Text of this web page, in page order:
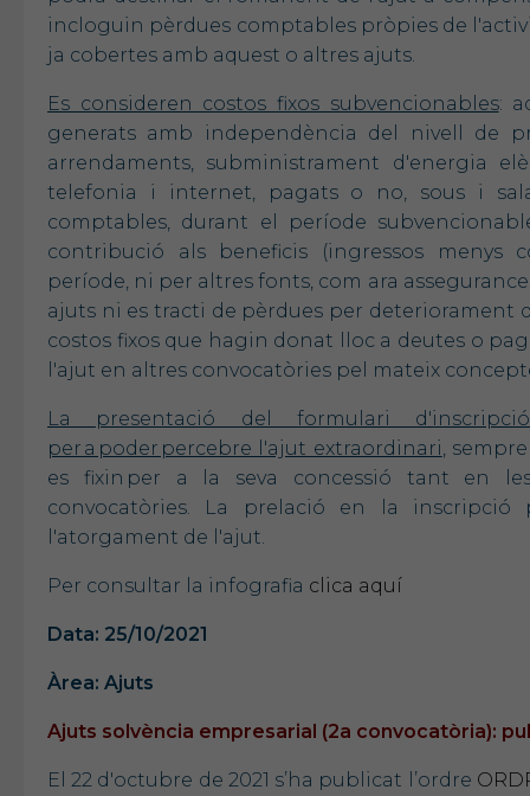
incloguin pèrdues comptables pròpies de
ja cobertes amb aquest o altres ajuts.
Es consideren costos fixos subvencionables:
generats amb independència del nivell de
arrendaments, subministrament d'energia
telefonia i internet, pagats o no, sous i
comptables, durant el període
contribució als beneficis (ingressos menys
període, ni per altres fonts, com ara
ajuts ni es tracti de pèrdues per deteriorament
costos fixos que hagin donat lloc a deutes o
l'ajut en altres convocatòries pel mateix
La presentació del formulari
per a poder percebre l'ajut extraordinari ,
es fixin per a la seva concessió tant en
convocatòries. La prelació en la
l'atorgament de l'ajut.
Per consultar la infografia clica aquí
Data: 25/10/2021
Àrea: Ajuts
Ajuts solvència empresarial (2a convocatòria):
El 22 d'octubre de 2021 s’ha publicat l’ordre